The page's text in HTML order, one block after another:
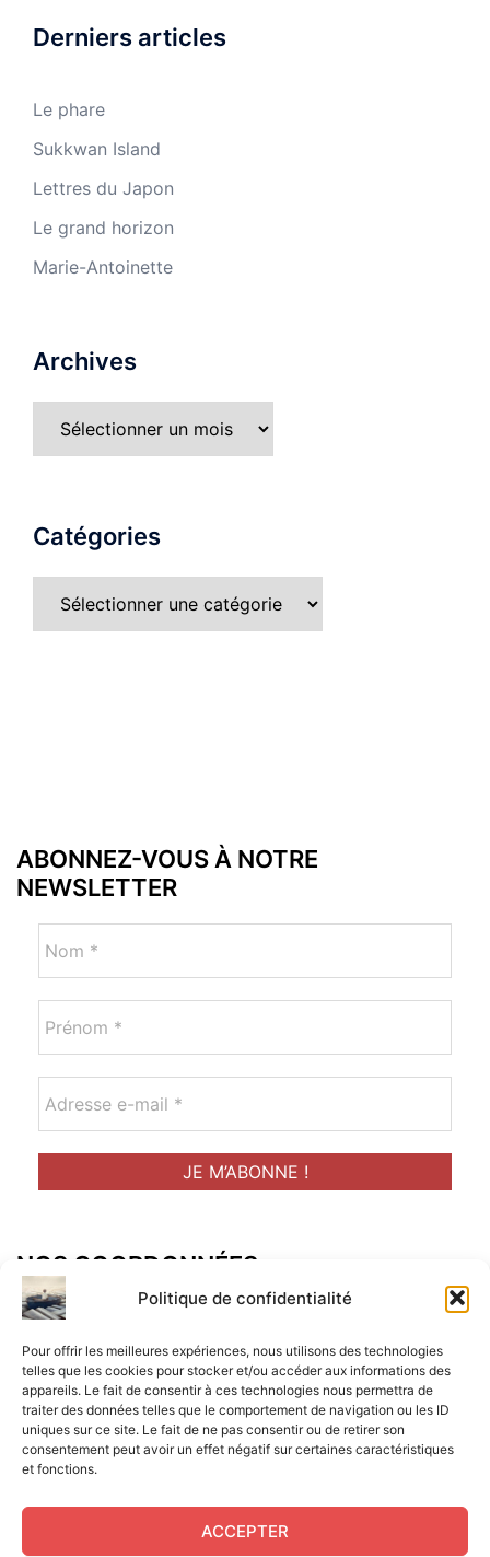
Politique de confidentialité
Pour offrir les meilleures expériences, nous utilisons des technologies
telles que les cookies pour stocker et/ou accéder aux informations des
appareils. Le fait de consentir à ces technologies nous permettra de
traiter des données telles que le comportement de navigation ou les ID
uniques sur ce site. Le fait de ne pas consentir ou de retirer son
consentement peut avoir un effet négatif sur certaines caractéristiques
et fonctions.
ACCEPTER
Derniers articles
Le phare
Sukkwan Island
Lettres du Japon
Le grand horizon
Marie-Antoinette
Archives
Catégories
ABONNEZ-VOUS À NOTRE
NEWSLETTER
NOS COORDONNÉES
Adresse postal :
ALCF
34 Rue René Brunen
33950 LEGE CAP-FERRET
Mail :
contact@aperitif-litteraire-cap-ferret.fr